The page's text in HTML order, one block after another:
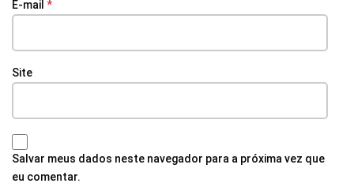
E-mail *
Site
Salvar meus dados neste navegador para a próxima vez que
eu comentar.